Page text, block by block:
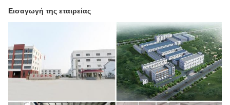
Εισαγωγή της εταιρείας